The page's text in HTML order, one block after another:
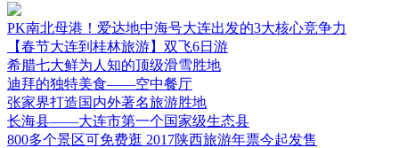
PK南北母港！爱达地中海号大连出发的3大核心竞争力
【春节大连到桂林旅游】双飞6日游
希腊七大鲜为人知的顶级滑雪胜地
迪拜的独特美食——空中餐厅
张家界打造国内外著名旅游胜地
长海县——大连市第一个国家级生态县
800多个景区可免费逛 2017陕西旅游年票今起发售